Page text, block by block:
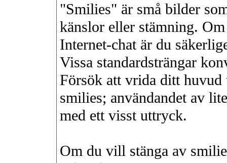
"Smilies" är små bilder
känslor eller stämning.
Internet-chat är du
Vissa standardsträngar
Försök att vrida ditt
smilies; användandet av
med ett visst uttryck.
Om du vill stänga av